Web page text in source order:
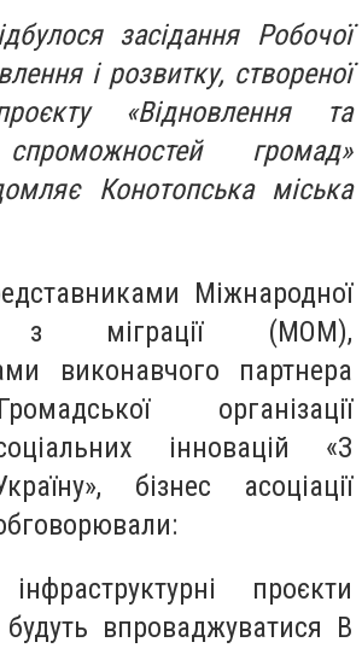
засідання Робочої
і розвитку, створеної
«Відновлення та
громад»
Конотопська міська
Міжнародної
з міграції (МОМ),
виконавчого партнера
організації
інновацій «З
бізнес асоціації
інфраструктурні проєкти
впроваджуватися В